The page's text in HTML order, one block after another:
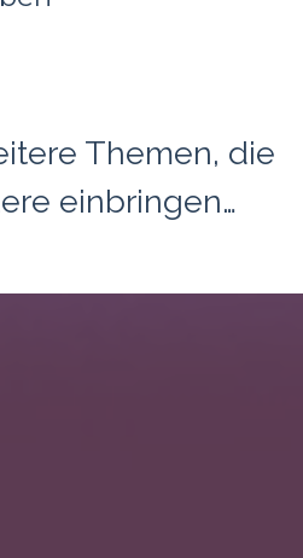
Themen, die
einbringen…